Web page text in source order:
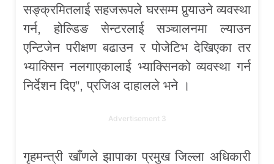
सङ्क्रमितलाई सहजरूपले घरसम्म पुर्‍याउने व्यवस्था
गर्न, होल्डिङ सेन्टरलाई सञ्चालनमा ल्याउन
एन्टिजेन परीक्षण बढाउन र पोजेटिभ देखिएका तर
भ्याक्सिन नलगाएकालाई भ्याक्सिनको व्यवस्था गर्न
निर्देशन दिए”, प्रजिअ दाहालले भने ।
Advertisement 3
गृहमन्त्री खाँणले झापाका प्रमुख जिल्ला अधिकारी